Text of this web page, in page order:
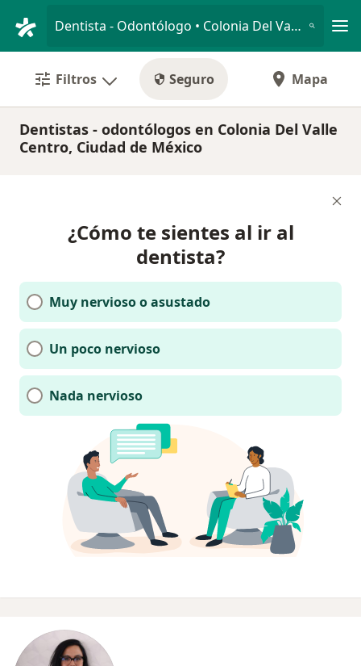
Dentista - Odontólogo • Colonia Del Valle Centro, Ciudad de México, CDMX
Filtros Seguro Mapa
Dentistas - odontólogos en Colonia Del Valle
Centro, Ciudad de México
¿Cómo te sientes al ir al
dentista?
Muy nervioso o asustado
Un poco nervioso
Nada nervioso